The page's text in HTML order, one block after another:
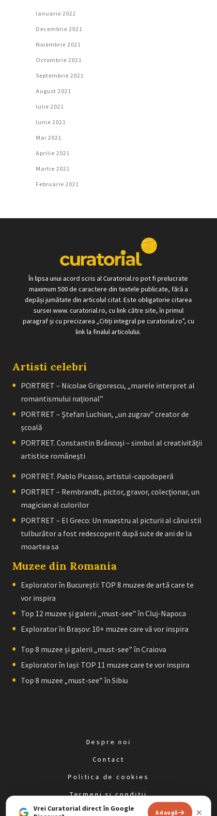
Ianuarie 2022
Decembrie 2021
Noiembrie 2021
Octombrie 2021
Septembrie 2021
August 2021
Iulie 2021
Iunie 2021
Mai 2021
Aprilie 2021
Martie 2021
Februarie 2021
În lipsa unui acord scris al Curatorial.ro pot fi prelucrate
maximum 500 de caractere din textele publicate, fără a
depăși jumătate din articolul citat. Este obligatorie citarea
sursei www. curatorial.ro, cu link către site, în primul
paragraf și cu precizarea „Citiți integral pe curatorial.ro”, cu
link la finalul articolului.
Artisti celebri
PORTRET – Nicolae Grigorescu, „marele interpret al
romantismului naţional”
PORTRET – Ştefan Luchian, „un zugrav” creator de
școală
PORTRET. Constantin Brâncuşi – simbol al creativităţii
artistice româneşti
PORTRET. Pablo Picasso, artistul-capodoperă
PORTRET – Rembrandt, pictor, gravor, colecţionar, un
magician al culorilor
PORTRET – El Greco: Un maestru al picturii al cărui stil
tulburător a fost redescoperit după sute de ani de la
moartea sa
Muzee din Romania
Explorator în București: TOP 8 muzee de artă care te
vor inspira
Top 12 muzee și galerii „must-see” în Cluj-Napoca
Explorator în Brașov: 10+ muzee care vă vor inspira
Top 8 muzee și galerii „must-see” în Craiova
Explorator în Iași: TOP 11 muzee care te vor inspira
Top 8 muzee „must-see” în Sibiu
Despre noi
Contact
Politica de cookies
Termeni și condiții
Politica de confidențialitate
Vrei Curatorial direct în Google
Adaugă